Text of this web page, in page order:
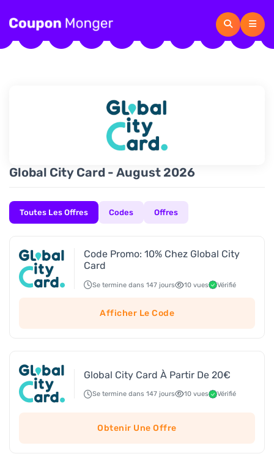
Global City Card - August 2026
Toutes Les Offres Codes Offres
Code Promo: 10% Chez Global City
Card
Se termine dans 147 jours 10 vues Vérifié
Afficher Le Code
Global City Card À Partir De 20€
Se termine dans 147 jours 10 vues Vérifié
Obtenir Une Offre